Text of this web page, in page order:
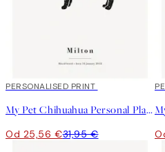
20%*
PERSONALISED PRINT
My Pet Chihuahua Personal Plagát
Od 25,56 €31,95 €